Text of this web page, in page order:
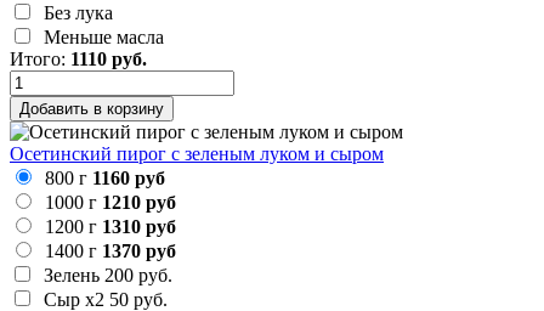
Без лука
Меньше масла
Итого: 1110 руб.
Добавить в корзину
Осетинский пирог с зеленым луком и сыром
800 г 1160 руб
1000 г 1210 руб
1200 г 1310 руб
1400 г 1370 руб
Зелень 200 руб.
Сыр х2 50 руб.